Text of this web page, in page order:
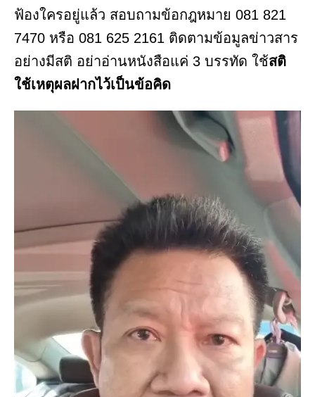
ฟ้องใครอยู่แล้ว สอบถามข้อกฎหมาย 081 821
7470 หรือ 081 625 2161 ติดตามข้อมูลข่าวสาร
อย่างมีสติ อย่าอ่านหนังสือแค่ 3 บรรทัด ใช้สติ
ใช้เหตุผลฝากไว้เป็นข้อคิด